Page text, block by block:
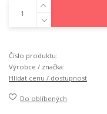
Číslo produktu:
Výrobce / značka:
Hlídat cenu / dostupnost
Do oblíbených